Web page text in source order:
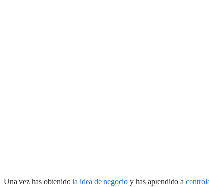
Una vez has obtenido la idea de negocio y has aprendido a